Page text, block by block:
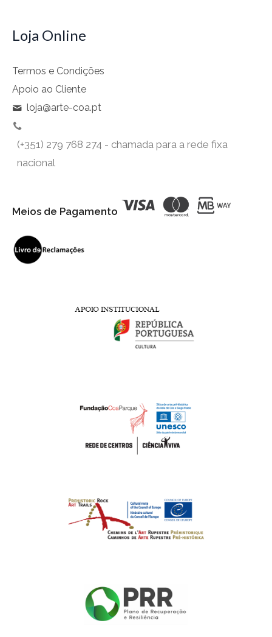
Loja Online
Termos e Condições
Apoio ao Cliente
loja@arte-coa.pt
(+351) 279 768 274 - chamada para a rede fixa
nacional
Meios de Pagamento